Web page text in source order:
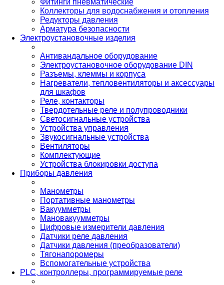
Коллекторы для водоснабжения и отопления
Редукторы давления
Арматура безопасности
Электроустановочные изделия
Антивандальное оборудование
Электроустановочное оборудование DIN
Разъемы, клеммы и корпуса
Нагреватели, тепловентиляторы и аксессуары
для шкафов
Реле, контакторы
Твердотельные реле и полупроводники
Светосигнальные устройства
Устройства управления
Звукосигнальные устройства
Вентиляторы
Комплектующие
Устройства блокировки доступа
Приборы давления
Манометры
Портативные манометры
Вакуумметры
Мановакуумметры
Цифровые измерители давления
Датчики реле давления
Датчики давления (преобразователи)
Тягонапоромеры
Вспомогательные устройства
PLС, контроллеры, программируемые реле